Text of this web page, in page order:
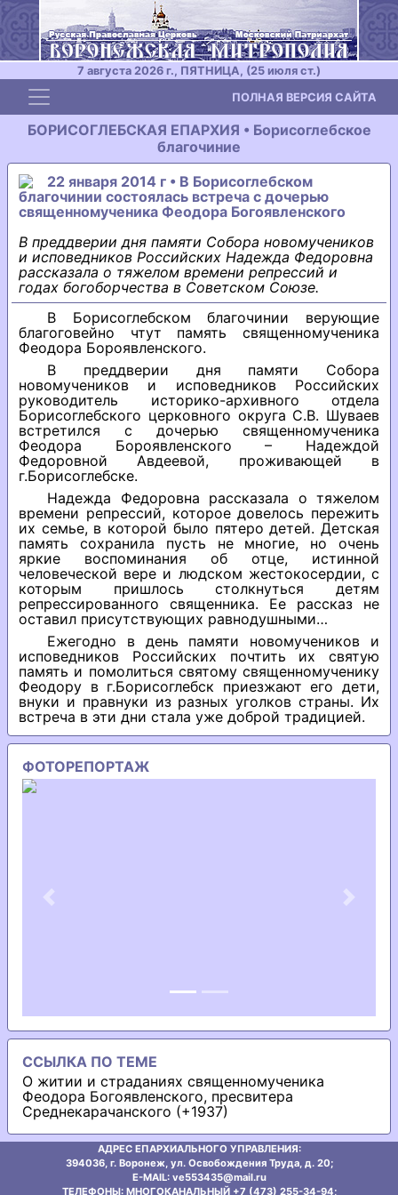
7 августа 2026 г., ПЯТНИЦА, (25 июля ст.)
Toggle navigation ПОЛНАЯ ВЕРСИЯ САЙТА
БОРИСОГЛЕБСКАЯ ЕПАРХИЯ • Борисоглебское
благочиние
22 января 2014 г • В Борисоглебском
благочинии состоялась встреча с дочерью
священномученика Феодора Богоявленского
В преддверии дня памяти Собора новомучеников
и исповедников Российских Надежда Федоровна
рассказала о тяжелом времени репрессий и
годах богоборчества в Советском Союзе.
В Борисоглебском благочинии верующие
благоговейно чтут память священномученика
Феодора Бороявленского.
В преддверии дня памяти Собора
новомучеников и исповедников Российских
руководитель историко-архивного отдела
Борисоглебского церковного округа С.В. Шуваев
встретился с дочерью священномученика
Феодора Бороявленского – Надеждой
Федоровной Авдеевой, проживающей в
г.Борисоглебске.
Надежда Федоровна рассказала о тяжелом
времени репрессий, которое довелось пережить
их семье, в которой было пятеро детей. Детская
память сохранила пусть не многие, но очень
яркие воспоминания об отце, истинной
человеческой вере и людском жестокосердии, с
которым пришлось столкнуться детям
репрессированного священника. Ее рассказ не
оставил присутствующих равнодушными…
Ежегодно в день памяти новомучеников и
исповедников Российских почтить их святую
память и помолиться святому священномученику
Феодору в г.Борисоглебск приезжают его дети,
внуки и правнуки из разных уголков страны. Их
встреча в эти дни стала уже доброй традицией.
ФОТОРЕПОРТАЖ
Previous Next
ССЫЛКА ПО ТЕМЕ
О житии и страданиях священномученика
Феодора Богоявленского, пресвитера
Среднекарачанского (+1937)
АДРЕС ЕПАРХИАЛЬНОГО УПРАВЛЕНИЯ:
394036, г. Воронеж, ул. Освобождения Труда, д. 20;
E-MAIL: ve553435@mаil.ru
ТЕЛЕФОНЫ: МНОГОКАНАЛЬНЫЙ +7 (473) 255-34-94;